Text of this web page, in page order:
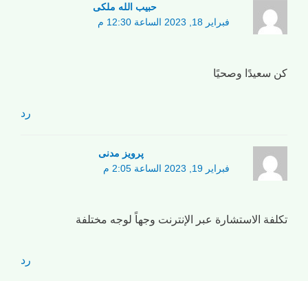
حبیب الله ملکی
فبراير 18, 2023 الساعة 12:30 م
كن سعيدًا وصحيًا
رد
پرویز مدنی
فبراير 19, 2023 الساعة 2:05 م
تكلفة الاستشارة عبر الإنترنت وجهاً لوجه مختلفة
رد